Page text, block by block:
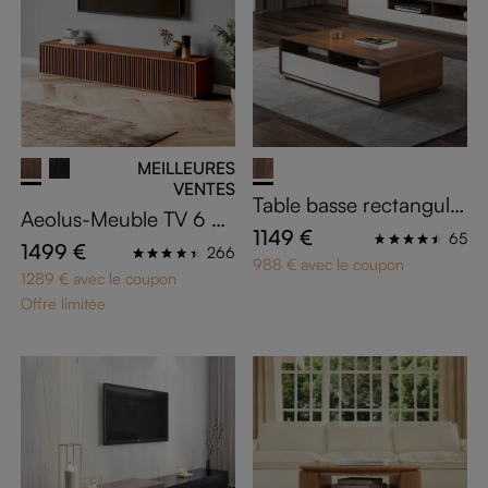
MEILLEURES
VENTES
Aeolus-Meuble TV 6 po
rtes effet bois foncé 24
0 cm
1499 €
266
1289 € avec le coupon
Offre limitée
Table basse rectangulai
re effet bois
1149 €
65
988 € avec le coupon